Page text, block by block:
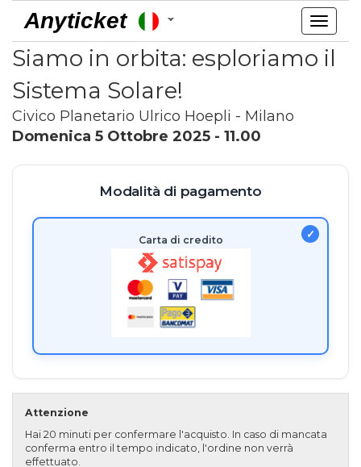
Anyticket
Siamo in orbita: esploriamo il
Sistema Solare!
Civico Planetario Ulrico Hoepli - Milano
Domenica 5 Ottobre 2025 - 11.00
Modalità di pagamento
Carta di credito
Attenzione
Hai 20 minuti per confermare l'acquisto. In caso di mancata
conferma entro il tempo indicato, l'ordine non verrà
effettuato.